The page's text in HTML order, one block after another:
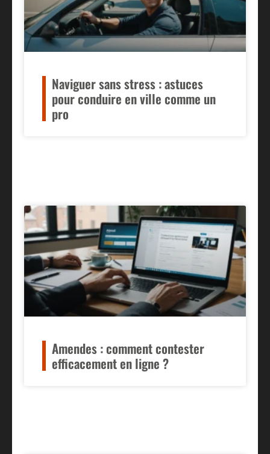
Naviguer sans stress : astuces
pour conduire en ville comme un
pro
Amendes : comment contester
efficacement en ligne ?